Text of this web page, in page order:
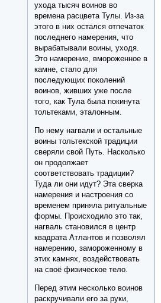
ухода тысяч воинов во
времена расцвета Тулы. Из-за
этого в них остался отпечаток
последнего намерения, что
вырабатывали воины, уходя.
Это намерение, вмороженное в
камне, стало для
последующих поколений
воинов, живших уже после
того, как Тула была покинута
тольтеками, эталонным.
По нему нагвали и остальные
воины тольтекской традиции
сверяли свой Путь. Насколько
он продолжает
соответствовать традиции?
Туда ли они идут? Эта сверка
намерения и настроения со
временем приняла ритуальные
формы. Происходило это так,
нагваль становился в центр
квадрата Атлантов и позволял
намерению, замороженному в
этих камнях, воздействовать
на своё физическое тело.
Перед этим несколько воинов
раскручивали его за руки,